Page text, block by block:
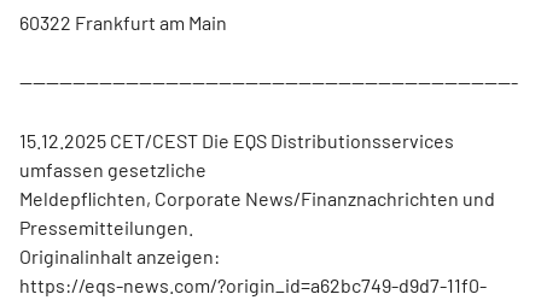
60322 Frankfurt am Main
---------------------------------------------------------------------------
15.12.2025 CET/CEST Die EQS Distributionsservices
umfassen gesetzliche
Meldepflichten, Corporate News/Finanznachrichten und
Pressemitteilungen.
Originalinhalt anzeigen:
https://eqs-news.com/?origin_id=a62bc749-d9d7-11f0-